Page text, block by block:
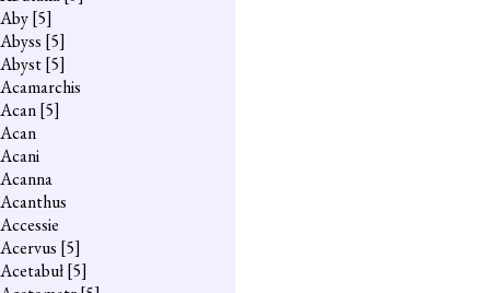
Aby[5]
Abyss [5]
Abyst[5]
Acamarchis
Acan[5]
Acan
Acani
Acanna
Acanthus
Accessie
Acervus [5]
Acetabuł[5]